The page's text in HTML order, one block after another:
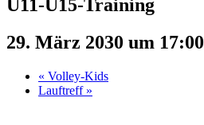
U11-U15-Training
29. März 2030 um 17:00
« Volley-Kids
Lauftreff »